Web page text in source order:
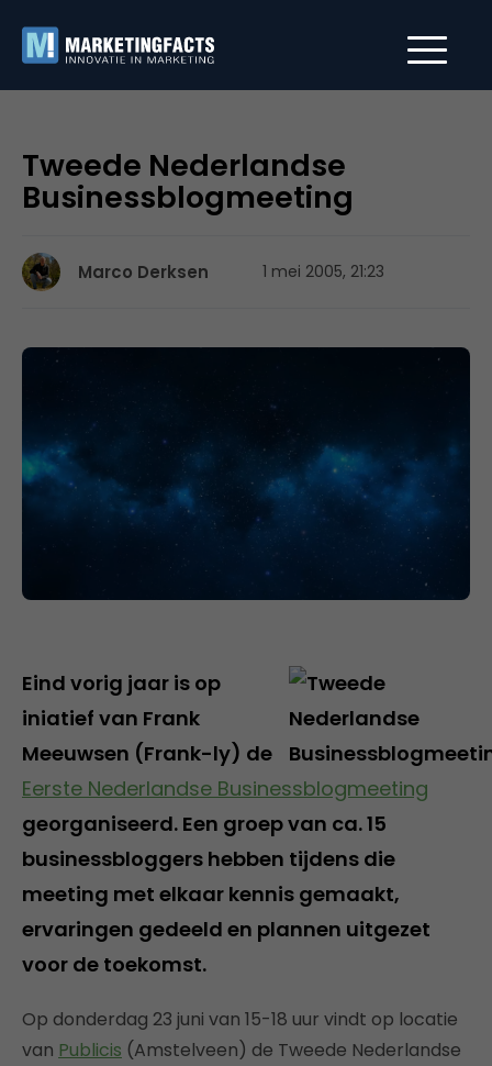
Tweede Nederlandse
Businessblogmeeting
Marco Derksen 1 mei 2005, 21:23
Eind vorig jaar is op
iniatief van Frank
Meeuwsen (Frank-ly) de
Eerste Nederlandse Businessblogmeeting
georganiseerd. Een groep van ca. 15
businessbloggers hebben tijdens die
meeting met elkaar kennis gemaakt,
ervaringen gedeeld en plannen uitgezet
voor de toekomst.
Op donderdag 23 juni van 15-18 uur vindt op locatie
van Publicis (Amstelveen) de Tweede Nederlandse